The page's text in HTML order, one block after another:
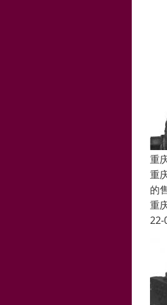
重
重
的
重
22-